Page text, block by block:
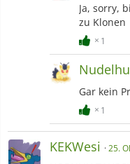
Ja, sorry,
zu Klonen
1
Gar kein
1
KEKWesi 25.